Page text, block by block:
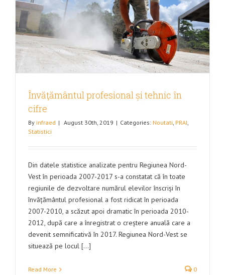
Învăţământul profesional și tehnic în
cifre
By infraed | August 30th, 2019 | Categories: Noutati, PRAI,
Statistici
Din datele statistice analizate pentru Regiunea Nord-
Vest în perioada 2007-2017 s-a constatat că în toate
regiunile de dezvoltare numărul elevilor înscriși în
învățământul profesional a fost ridicat în perioada
2007-2010, a scăzut apoi dramatic în perioada 2010-
2012, după care a înregistrat o creștere anuală care a
devenit semnificativă în 2017. Regiunea Nord-Vest se
situează pe locul [...]
Read More 0